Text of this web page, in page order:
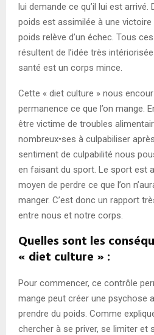
lui demande ce qu’il lui est arrivé.
poids est assimilée à une victoire
poids relève d’un échec. Tous
résultent de l’idée très
santé est un corps mince.
Cette « diet culture » nous
permanence ce que l’on mange.
être victime de troubles
nombreux•ses à culpabiliser
sentiment de culpabilité nous
en faisant du sport. Le sport est
moyen de perdre ce que l’on
manger. C’est donc un rapport
entre nous et notre corps.
Quelles sont les
« diet culture » :
Pour commencer, ce contrôle
mange peut créer une psychose
prendre du poids. Comme
chercher à se priver, se limiter et